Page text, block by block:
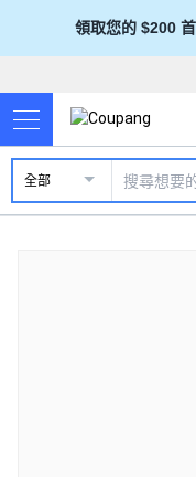
領取您的 $200
全部